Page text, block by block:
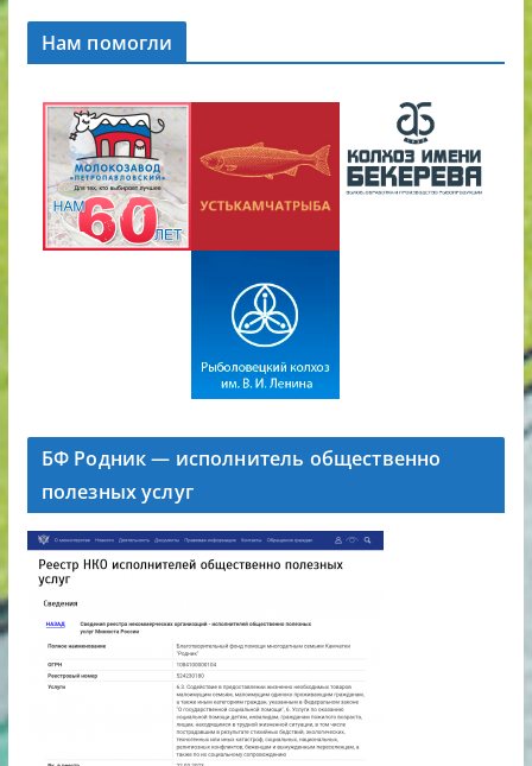
Нам помогли
БФ Родник — исполнитель общественно
полезных услуг